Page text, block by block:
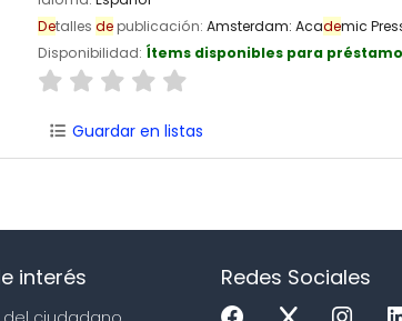
Detalles depublicación: Amsterdam: Academic
Disponibilidad: Ítems disponibles para
Guardar en listas
interés Redes Sociales